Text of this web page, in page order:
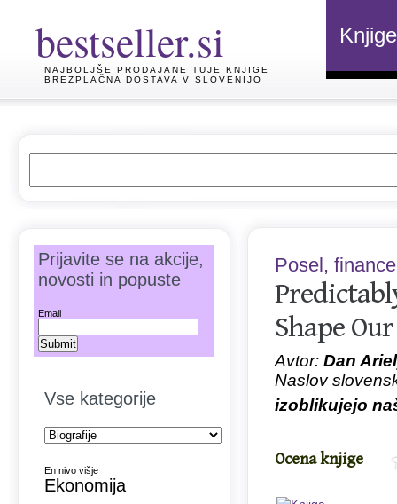
bestseller.si
NAJBOLJŠE PRODAJANE TUJE KNJIGE
BREZPLAČNA DOSTAVA V SLOVENIJO
Knjige
Posel,
Shape
Avtor: Dan
Naslov
izoblikujejo
Ocena knjige
Prijavite se na akcije,
novosti in popuste
Email
Vse kategorije
En nivo višje
Ekonomija